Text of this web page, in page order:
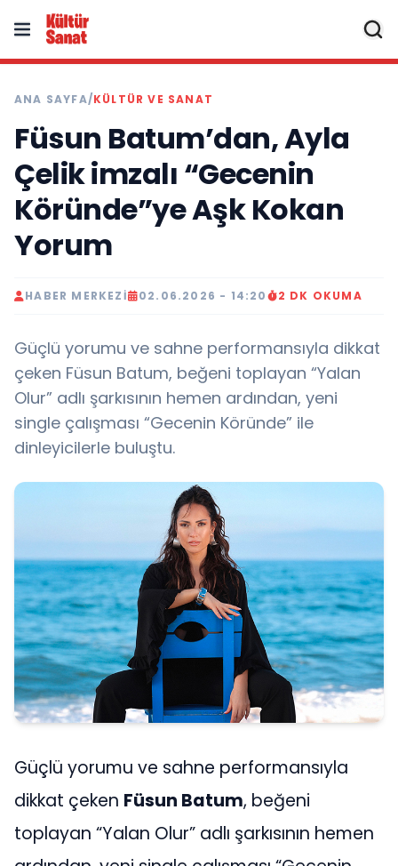
ANA SAYFA/KÜLTÜR VE SANAT
Füsun Batum’dan, Ayla
Çelik imzalı “Gecenin
Köründe”ye Aşk Kokan
Yorum
HABER MERKEZI 02.06.2026 - 14:20 2 DK OKUMA
Güçlü yorumu ve sahne performansıyla dikkat
çeken Füsun Batum, beğeni toplayan “Yalan
Olur” adlı şarkısının hemen ardından, yeni
single çalışması “Gecenin Köründe” ile
dinleyicilerle buluştu.
Güçlü yorumu ve sahne performansıyla
dikkat çeken Füsun Batum, beğeni
toplayan “Yalan Olur” adlı şarkısının hemen